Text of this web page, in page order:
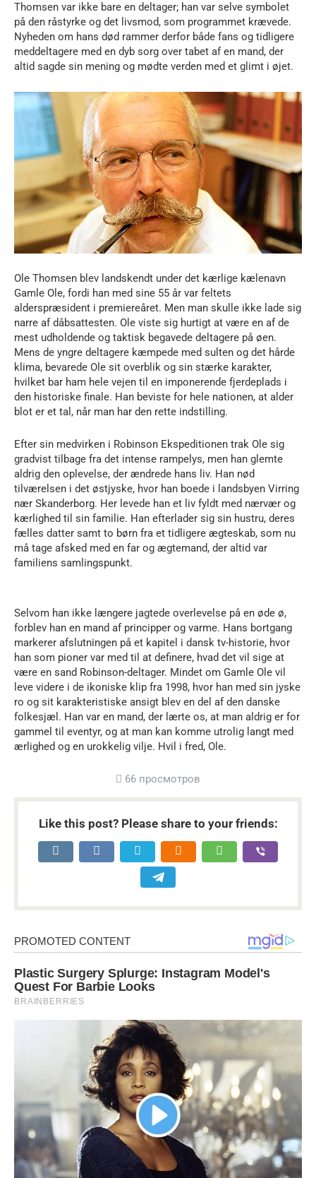
Thomsen var ikke bare en deltager; han var selve symbolet
på den råstyrke og det livsmod, som programmet krævede.
Nyheden om hans død rammer derfor både fans og tidligere
meddeltagere med en dyb sorg over tabet af en mand, der
altid sagde sin mening og mødte verden med et glimt i øjet.
Ole Thomsen blev landskendt under det kærlige kælenavn
Gamle Ole, fordi han med sine 55 år var feltets
alderspræsident i premiereåret. Men man skulle ikke lade sig
narre af dåbsattesten. Ole viste sig hurtigt at være en af de
mest udholdende og taktisk begavede deltagere på øen.
Mens de yngre deltagere kæmpede med sulten og det hårde
klima, bevarede Ole sit overblik og sin stærke karakter,
hvilket bar ham hele vejen til en imponerende fjerdeplads i
den historiske finale. Han beviste for hele nationen, at alder
blot er et tal, når man har den rette indstilling.
Efter sin medvirken i Robinson Ekspeditionen trak Ole sig
gradvist tilbage fra det intense rampelys, men han glemte
aldrig den oplevelse, der ændrede hans liv. Han nød
tilværelsen i det østjyske, hvor han boede i landsbyen Virring
nær Skanderborg. Her levede han et liv fyldt med nærvær og
kærlighed til sin familie. Han efterlader sig sin hustru, deres
fælles datter samt to børn fra et tidligere ægteskab, som nu
må tage afsked med en far og ægtemand, der altid var
familiens samlingspunkt.
Selvom han ikke længere jagtede overlevelse på en øde ø,
forblev han en mand af principper og varme. Hans bortgang
markerer afslutningen på et kapitel i dansk tv-historie, hvor
han som pioner var med til at definere, hvad det vil sige at
være en sand Robinson-deltager. Mindet om Gamle Ole vil
leve videre i de ikoniske klip fra 1998, hvor han med sin jyske
ro og sit karakteristiske ansigt blev en del af den danske
folkesjæl. Han var en mand, der lærte os, at man aldrig er for
gammel til eventyr, og at man kan komme utrolig langt med
ærlighed og en urokkelig vilje. Hvil i fred, Ole.
66 просмотров
Like this post? Please share to your friends: